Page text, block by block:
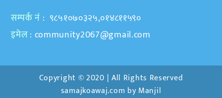
सम्पर्क नं : ९८५१०७०३२५,०१४८११५९०
इमेल: community2067@gmail.com
Copyright © 2020 | All Rights Reserved
samajkoawaj.com by Manjil